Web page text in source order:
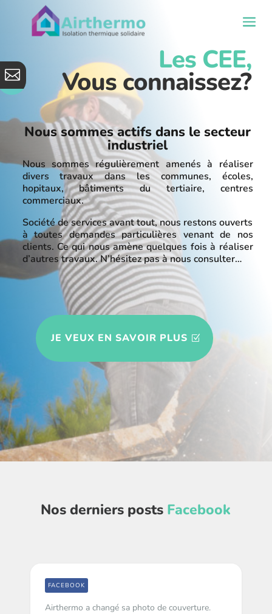
 Les CEE,
Vous connaissez?
Nous sommes actifs dans le secteur
industriel
Nous sommes régulièrement amenés à réaliser
divers travaux dans les communes, écoles,
hopitaux, bâtiments du tertiaire, centres
commerciaux.
Société de services avant tout, nous restons ouverts
à toutes demandes particulières venant de nos
clients. Ce qui nous amène quelques fois à réaliser
d’autres travaux. N’hésitez pas à nous consulter…
JE VEUX EN SAVOIR PLUS
Nos derniers posts Facebook
Airthermo a changé sa photo de couverture.
FACEBOOK